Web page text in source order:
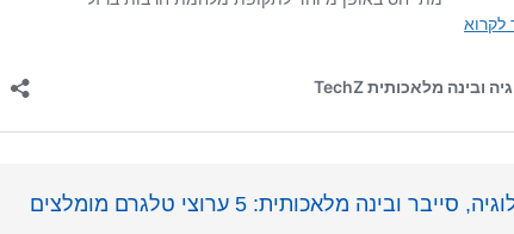
סייבר ובינה מלאכותית: 5 ערוצי טלגרם מומלצים